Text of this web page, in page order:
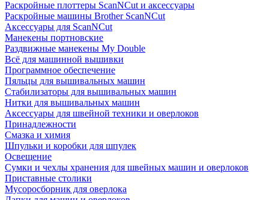
Раскройные плоттеры ScanNCut и аксессуары
Раскройные машины Brother ScanNCut
Аксессуары для ScanNCut
Манекены портновские
Раздвижные манекены My Double
Всё для машинной вышивки
Программное обеспечение
Пяльцы для вышивальных машин
Стабилизаторы для вышивальных машин
Нитки для вышивальных машин
Аксессуары для швейной техники и оверлоков
Принадлежности
Смазка и химия
Шпульки и коробки для шпулек
Освещение
Сумки и чехлы хранения для швейных машин и оверлоков
Приставные столики
Мусоросборник для оверлока